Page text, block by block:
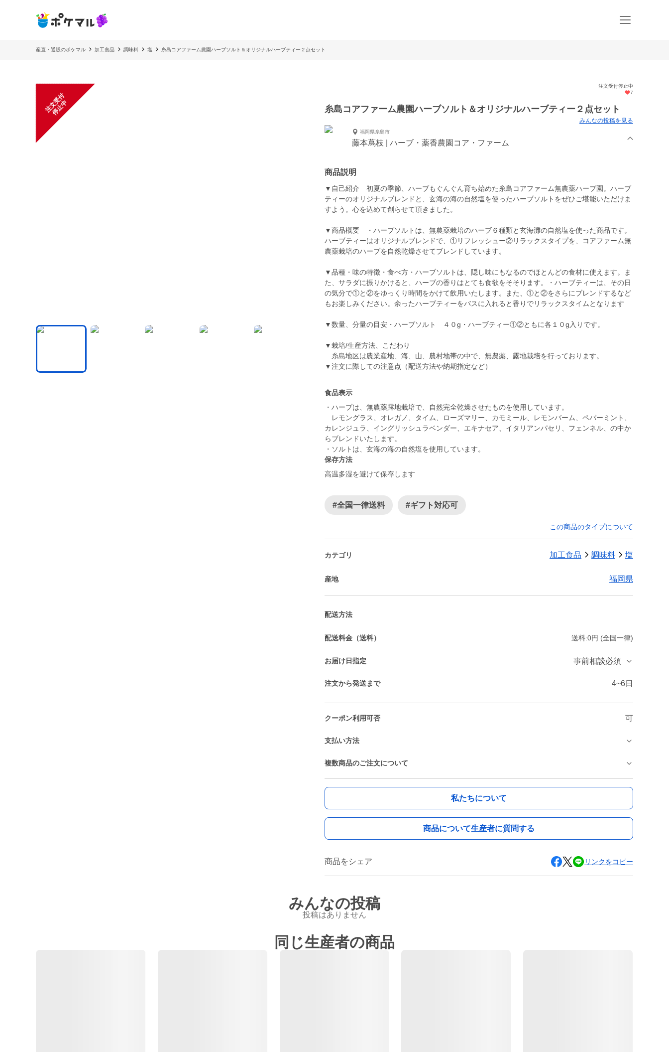
産直・通販のポケマル 加工食品 調味料 塩 糸島コアファーム農園ハーブソルト＆オリジナルハーブティー２点セット
注
文
受
付
停
止
中
注文受付停止中
7
糸島コアファーム農園ハーブソルト＆オリジナルハーブティー２点セット
みんなの投稿を見る
福岡県糸島市
藤本蔦枝 | ハーブ・薬香農園コア・ファーム
商品説明
▼自己紹介 初夏の季節、ハーブもぐんぐん育ち始めた糸島コアファーム無農薬ハーブ園。ハーブ
ティーのオリジナルブレンドと、玄海の海の自然塩を使ったハーブソルトをぜひご堪能いただけま
すよう。心を込めて創らせて頂きました。
▼商品概要 ・ハーブソルトは、無農薬栽培のハーブ６種類と玄海灘の自然塩を使った商品です。
ハーブティーはオリジナルブレンドで、①リフレッシュー②リラックスタイプを、コアファーム無
農薬栽培のハーブを自然乾燥させてブレンドしています。
▼品種・味の特徴・食べ方・ハーブソルトは、隠し味にもなるのでほとんどの食材に使えます。ま
た、サラダに振りかけると、ハーブの香りはとても食欲をそそります。・ハーブティーは、その日
の気分で①と②をゆっくり時間をかけて飲用いたします。また、①と②をさらにブレンドするなど
もお楽しみください。余ったハーブティーをバスに入れると香りでリラックスタイムとなります
▼数量、分量の目安・ハーブソルト ４０g・ハーブティー①②ともに各１０g入りです。
▼栽培/生産方法、こだわり
糸島地区は農業産地、海、山、農村地帯の中で、無農薬、露地栽培を行っております。
▼注文に際しての注意点（配送方法や納期指定など）
食品表示
・ハーブは、無農薬露地栽培で、自然完全乾燥させたものを使用しています。
レモングラス、オレガノ、タイム、ローズマリー、カモミール、レモンバーム、ペパーミント、
カレンジュラ、イングリッシュラベンダー、エキナセア、イタリアンパセリ、フェンネル、の中か
らブレンドいたします。
・ソルトは、玄海の海の自然塩を使用しています。
保存方法
高温多湿を避けて保存します
#全国一律送料 #ギフト対応可
この商品のタイプについて
カテゴリ 加工食品 調味料 塩
産地 福岡県
配送方法
配送料金（送料） 送料:0円 (全国一律)
お届け日指定 事前相談必須
注文から発送まで 4~6日
クーポン利用可否 可
支払い方法
複数商品のご注文について
私たちについて
商品について生産者に質問する
商品をシェア リンクをコピー
みんなの投稿
投稿はありません
同じ生産者の商品